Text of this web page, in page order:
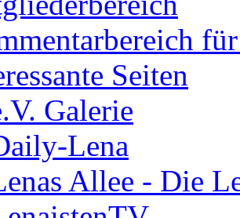
Seiten
Galerie
Lena
Allee - Die